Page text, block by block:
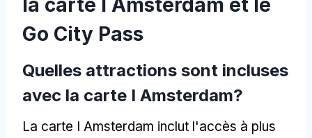
Go City Pass
Quelles attractions sont incluses
avec la carte I Amsterdam?
La carte I Amsterdam inclut l'accès à plus